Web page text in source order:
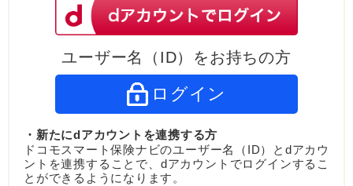
ユーザー名（ID）をお持ちの方
ログイン
・新たにdアカウントを連携する方
ドコモスマート保険ナビのユーザー名（ID）とdアカウ
ントを連携することで、dアカウントでログインするこ
とができるようになります。